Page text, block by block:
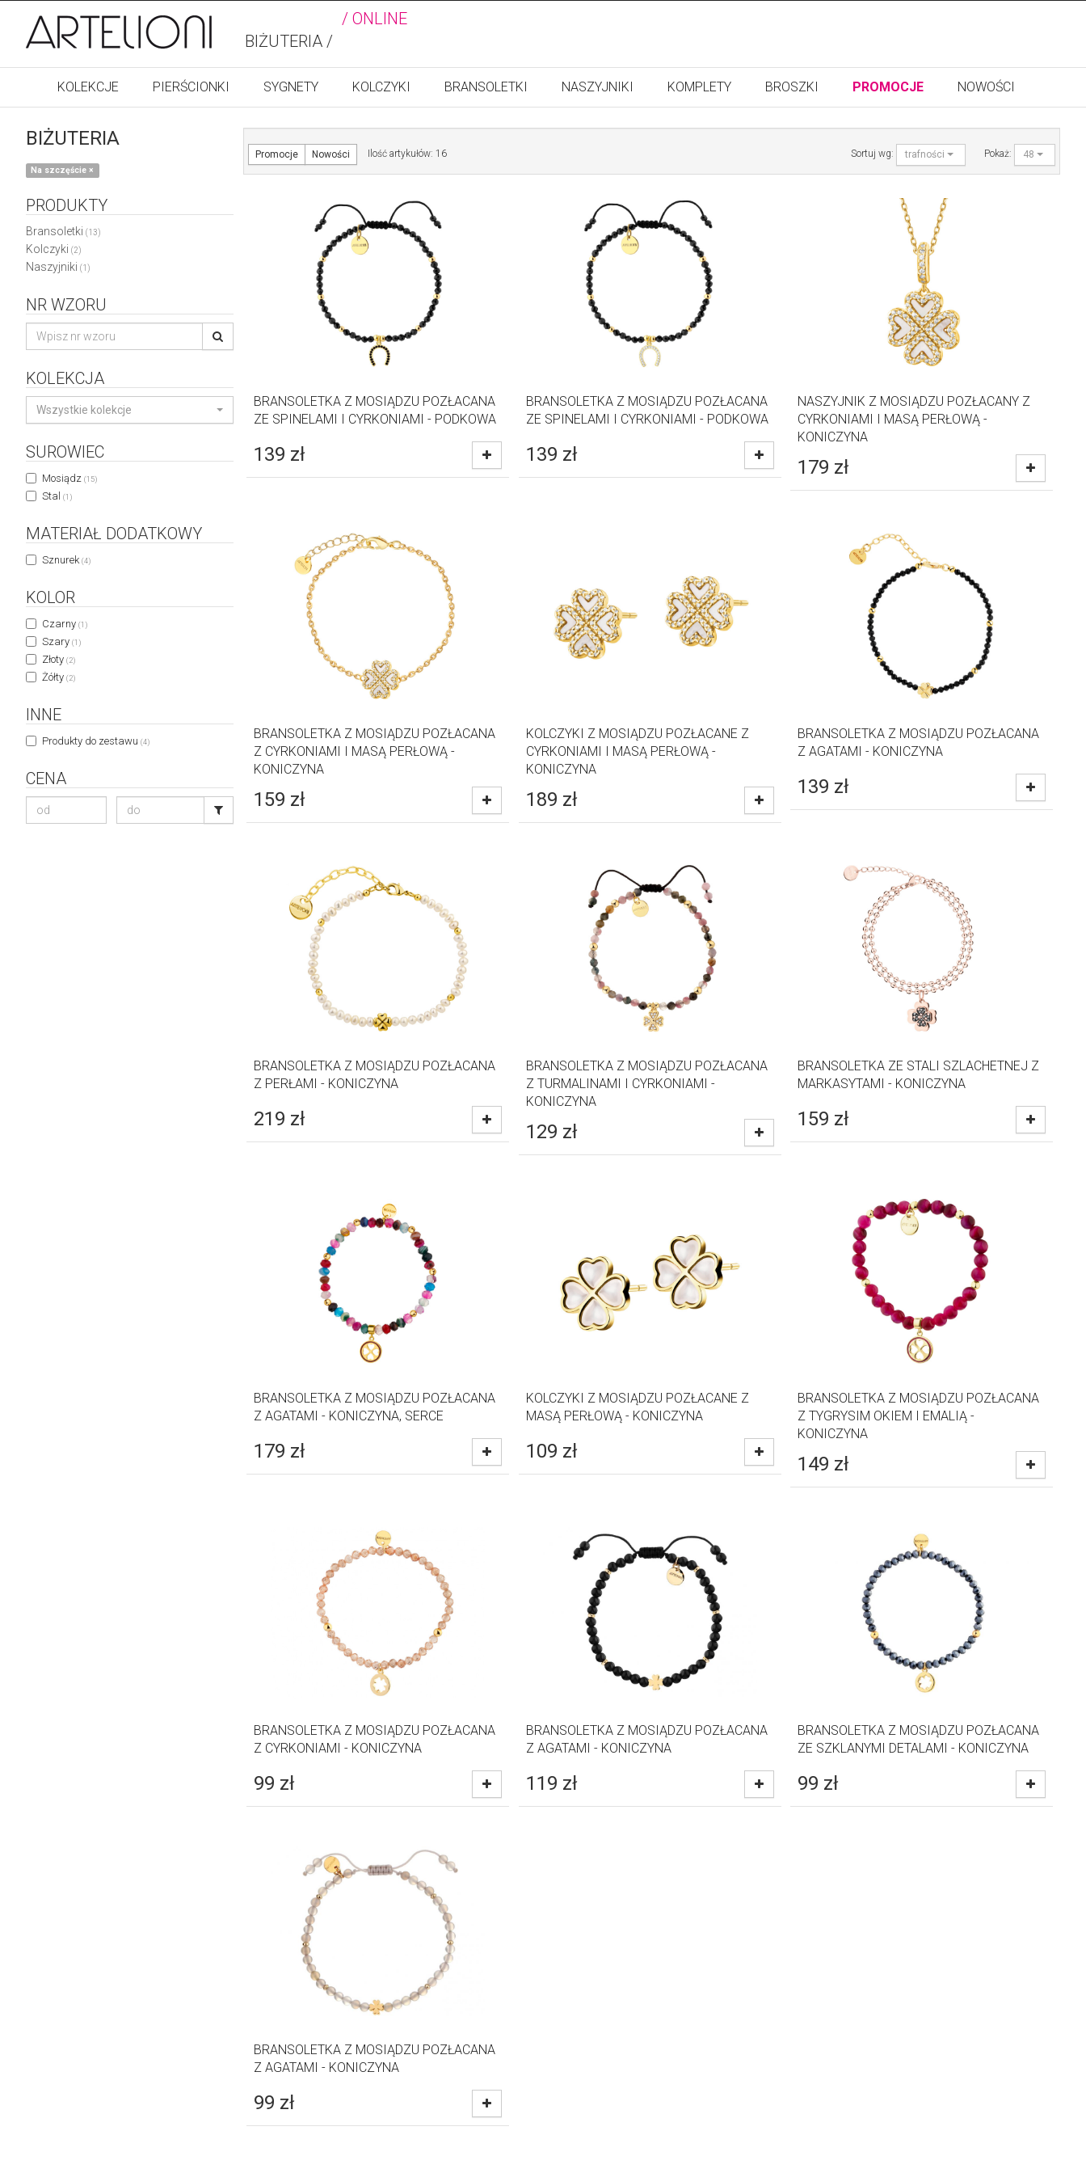
/ ONLINE
BIŻUTERIA /
KOLEKCJE PIERŚCIONKI SYGNETY KOLCZYKI BRANSOLETKI NASZYJNIKI KOMPLETY BROSZKI PROMOCJE NOWOŚCI
BIŻUTERIA
Na szczęście×
PRODUKTY
Bransoletki (13)
Kolczyki (2)
Naszyjniki (1)
NR WZORU
KOLEKCJA
Wszystkie kolekcje
SUROWIEC
Mosiądz (15)
Stal (1)
MATERIAŁ DODATKOWY
Sznurek (4)
KOLOR
Czarny (1)
Szary (1)
Złoty (2)
Żółty (2)
INNE
Produkty do zestawu (4)
CENA
Promocje Nowości Ilość artykułów: 16 Sortuj wg: trafności Pokaż: 48
BRANSOLETKA Z MOSIĄDZU POZŁACANA
ZE SPINELAMI I CYRKONIAMI - PODKOWA
139 zł
BRANSOLETKA Z MOSIĄDZU POZŁACANA
ZE SPINELAMI I CYRKONIAMI - PODKOWA
139 zł
NASZYJNIK Z MOSIĄDZU POZŁACANY Z
CYRKONIAMI I MASĄ PERŁOWĄ -
KONICZYNA
179 zł
BRANSOLETKA Z MOSIĄDZU POZŁACANA
Z CYRKONIAMI I MASĄ PERŁOWĄ -
KONICZYNA
159 zł
KOLCZYKI Z MOSIĄDZU POZŁACANE Z
CYRKONIAMI I MASĄ PERŁOWĄ -
KONICZYNA
189 zł
BRANSOLETKA Z MOSIĄDZU POZŁACANA
Z AGATAMI - KONICZYNA
139 zł
BRANSOLETKA Z MOSIĄDZU POZŁACANA
Z PERŁAMI - KONICZYNA
219 zł
BRANSOLETKA Z MOSIĄDZU POZŁACANA
Z TURMALINAMI I CYRKONIAMI -
KONICZYNA
129 zł
BRANSOLETKA ZE STALI SZLACHETNEJ Z
MARKASYTAMI - KONICZYNA
159 zł
BRANSOLETKA Z MOSIĄDZU POZŁACANA
Z AGATAMI - KONICZYNA, SERCE
179 zł
KOLCZYKI Z MOSIĄDZU POZŁACANE Z
MASĄ PERŁOWĄ - KONICZYNA
109 zł
BRANSOLETKA Z MOSIĄDZU POZŁACANA
Z TYGRYSIM OKIEM I EMALIĄ -
KONICZYNA
149 zł
BRANSOLETKA Z MOSIĄDZU POZŁACANA
Z CYRKONIAMI - KONICZYNA
99 zł
BRANSOLETKA Z MOSIĄDZU POZŁACANA
Z AGATAMI - KONICZYNA
119 zł
BRANSOLETKA Z MOSIĄDZU POZŁACANA
ZE SZKLANYMI DETALAMI - KONICZYNA
99 zł
BRANSOLETKA Z MOSIĄDZU POZŁACANA
Z AGATAMI - KONICZYNA
99 zł